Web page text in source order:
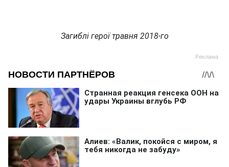
Загиблі герої травня 2018-го